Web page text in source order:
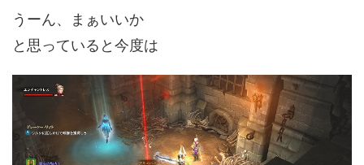
うーん、まぁいいか
と思っていると今度は